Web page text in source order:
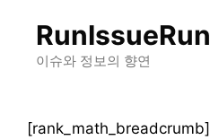
RunIssueRun
이슈와 정보의 향연
[rank_math_breadcrumb]